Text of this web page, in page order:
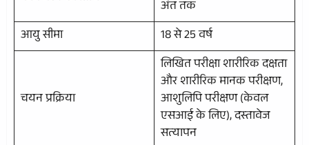
अंत तक
आयु सीमा
18 से 25 वर्ष
चयन प्रक्रिया
लिखित परीक्षा शारीरिक दक्षता
और शारीरिक मानक परीक्षण,
आशुलिपि परीक्षण (केवल
एसआई के लिए), दस्तावेज
सत्यापन